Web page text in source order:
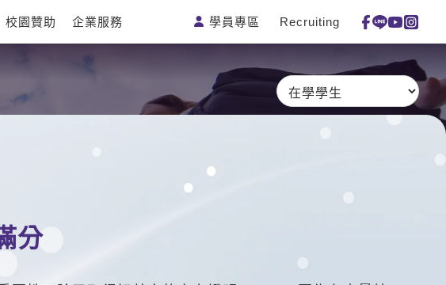
英語俱樂
Let's Talk
日語
一對一家教
企業訓練
校園贊助 企業服務 學員專區 Recruiting
分